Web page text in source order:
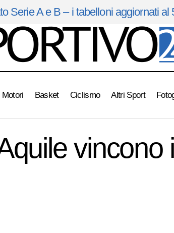
Serie A e B – i tabelloni aggiornati al
Motori Basket Ciclismo Altri Sport
vincono i